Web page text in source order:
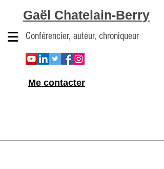
Gaël Chatelain-Berry
Conférencier, auteur, chroniqueur
Me contacter